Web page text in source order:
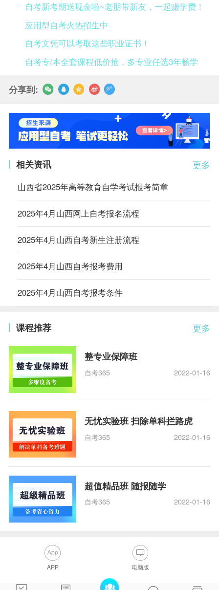
自考新考期送现金啦~老朋带新友，一起赚学费！
应用型自考火热招生中
自考文凭可以考取这些职业证书！
自考专/本全套课程低价抢，多专业任选3年畅学
分享到:
更多
相关资讯
山西省2025年高等教育自学考试报考简章
2025年4月山西网上自考报名流程
2025年4月山西自考新生注册流程
2025年4月山西自考报考费用
2025年4月山西自考报考条件
更多
课程推荐
整专业保障班
自考365 2022-01-16
无忧实验班 扫除单科拦路虎
自考365 2022-01-16
超值精品班 随报随学
自考365 2022-01-16
APP 电脑版